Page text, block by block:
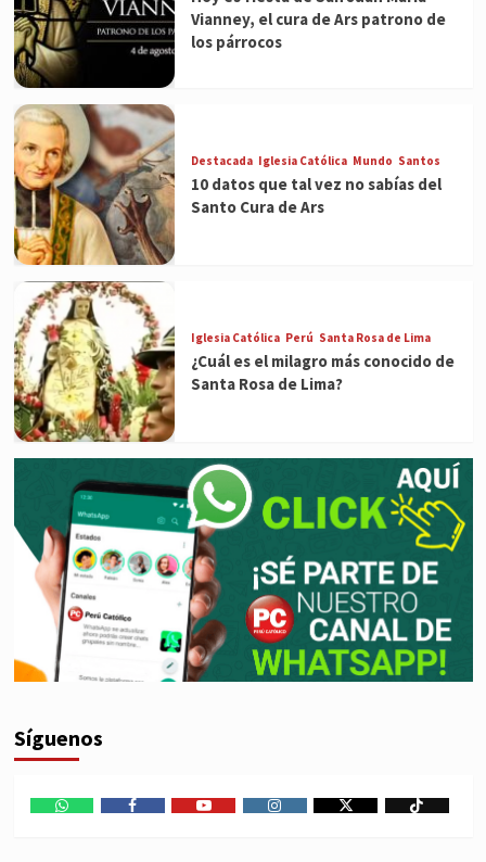
Vianney, el cura de Ars patrono de
los párrocos
Destacada Iglesia Católica Mundo Santos
10 datos que tal vez no sabías del
Santo Cura de Ars
Iglesia Católica Perú Santa Rosa de Lima
¿Cuál es el milagro más conocido de
Santa Rosa de Lima?
Síguenos